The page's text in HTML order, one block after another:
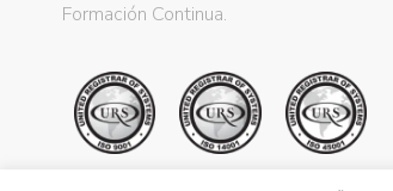
Formación Continua.